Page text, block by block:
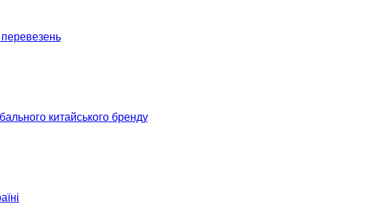
китайського бренду